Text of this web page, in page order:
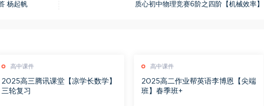
杨起帆 质心初中物理竞赛6阶之四阶【机械效率】
高中课件
2025高三腾讯课堂【凉学长数学】
三轮复习
高中课件
2025高二作业帮英语李博恩【尖端
班】春季班+